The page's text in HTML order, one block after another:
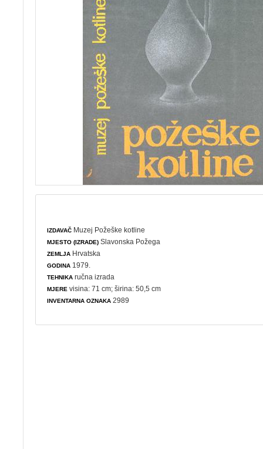
IZDAVAČ Muzej Požeške kotline
MJESTO (IZRADE) Slavonska Požega
ZEMLJA Hrvatska
GODINA 1979.
TEHNIKA ručna izrada
MJERE visina: 71 cm; širina: 50,5 cm
INVENTARNA OZNAKA 2989